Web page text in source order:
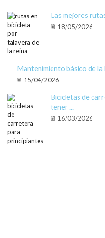
Las mejores
18/05/2026
Mantenimiento básico de la
15/04/2026
Bicicletas de
tener ...
16/03/2026